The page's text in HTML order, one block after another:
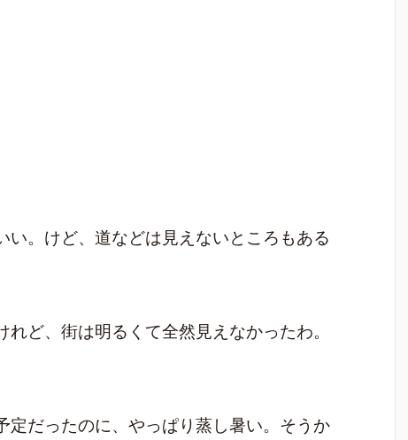
。けど、道などは見えないところもある
ど、街は明るくて全然見えなかったわ。
定だったのに、やっぱり蒸し暑い。そうか